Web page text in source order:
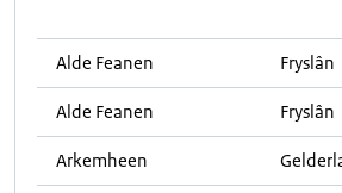
Alde Feanen Fryslân
Alde Feanen Fryslân
Arkemheen